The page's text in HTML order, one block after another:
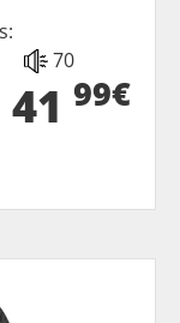
70
41 99€